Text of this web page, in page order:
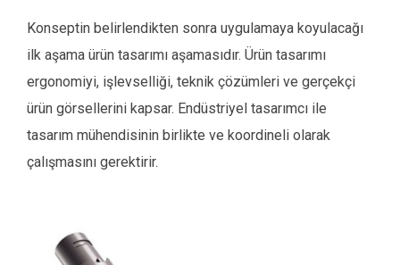
Konseptin belirlendikten sonra uygulamaya koyulacağı
ilk aşama ürün tasarımı aşamasıdır. Ürün tasarımı
ergonomiyi, işlevselliği, teknik çözümleri ve gerçekçi
ürün görsellerini kapsar. Endüstriyel tasarımcı ile
tasarım mühendisinin birlikte ve koordineli olarak
çalışmasını gerektirir.